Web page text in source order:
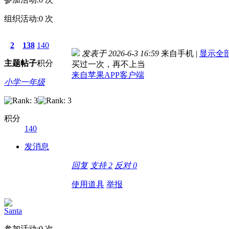
组织活动:0 次
2
主题
138
帖子
140
积分
小学一年级
积分
140
发消息
发表于 2026-6-3 16:59 来自手机 | 显示全
买过一次，再不上当
来自苹果APP客户端
回复 支持2 反对0
使用道具 举报
Santa